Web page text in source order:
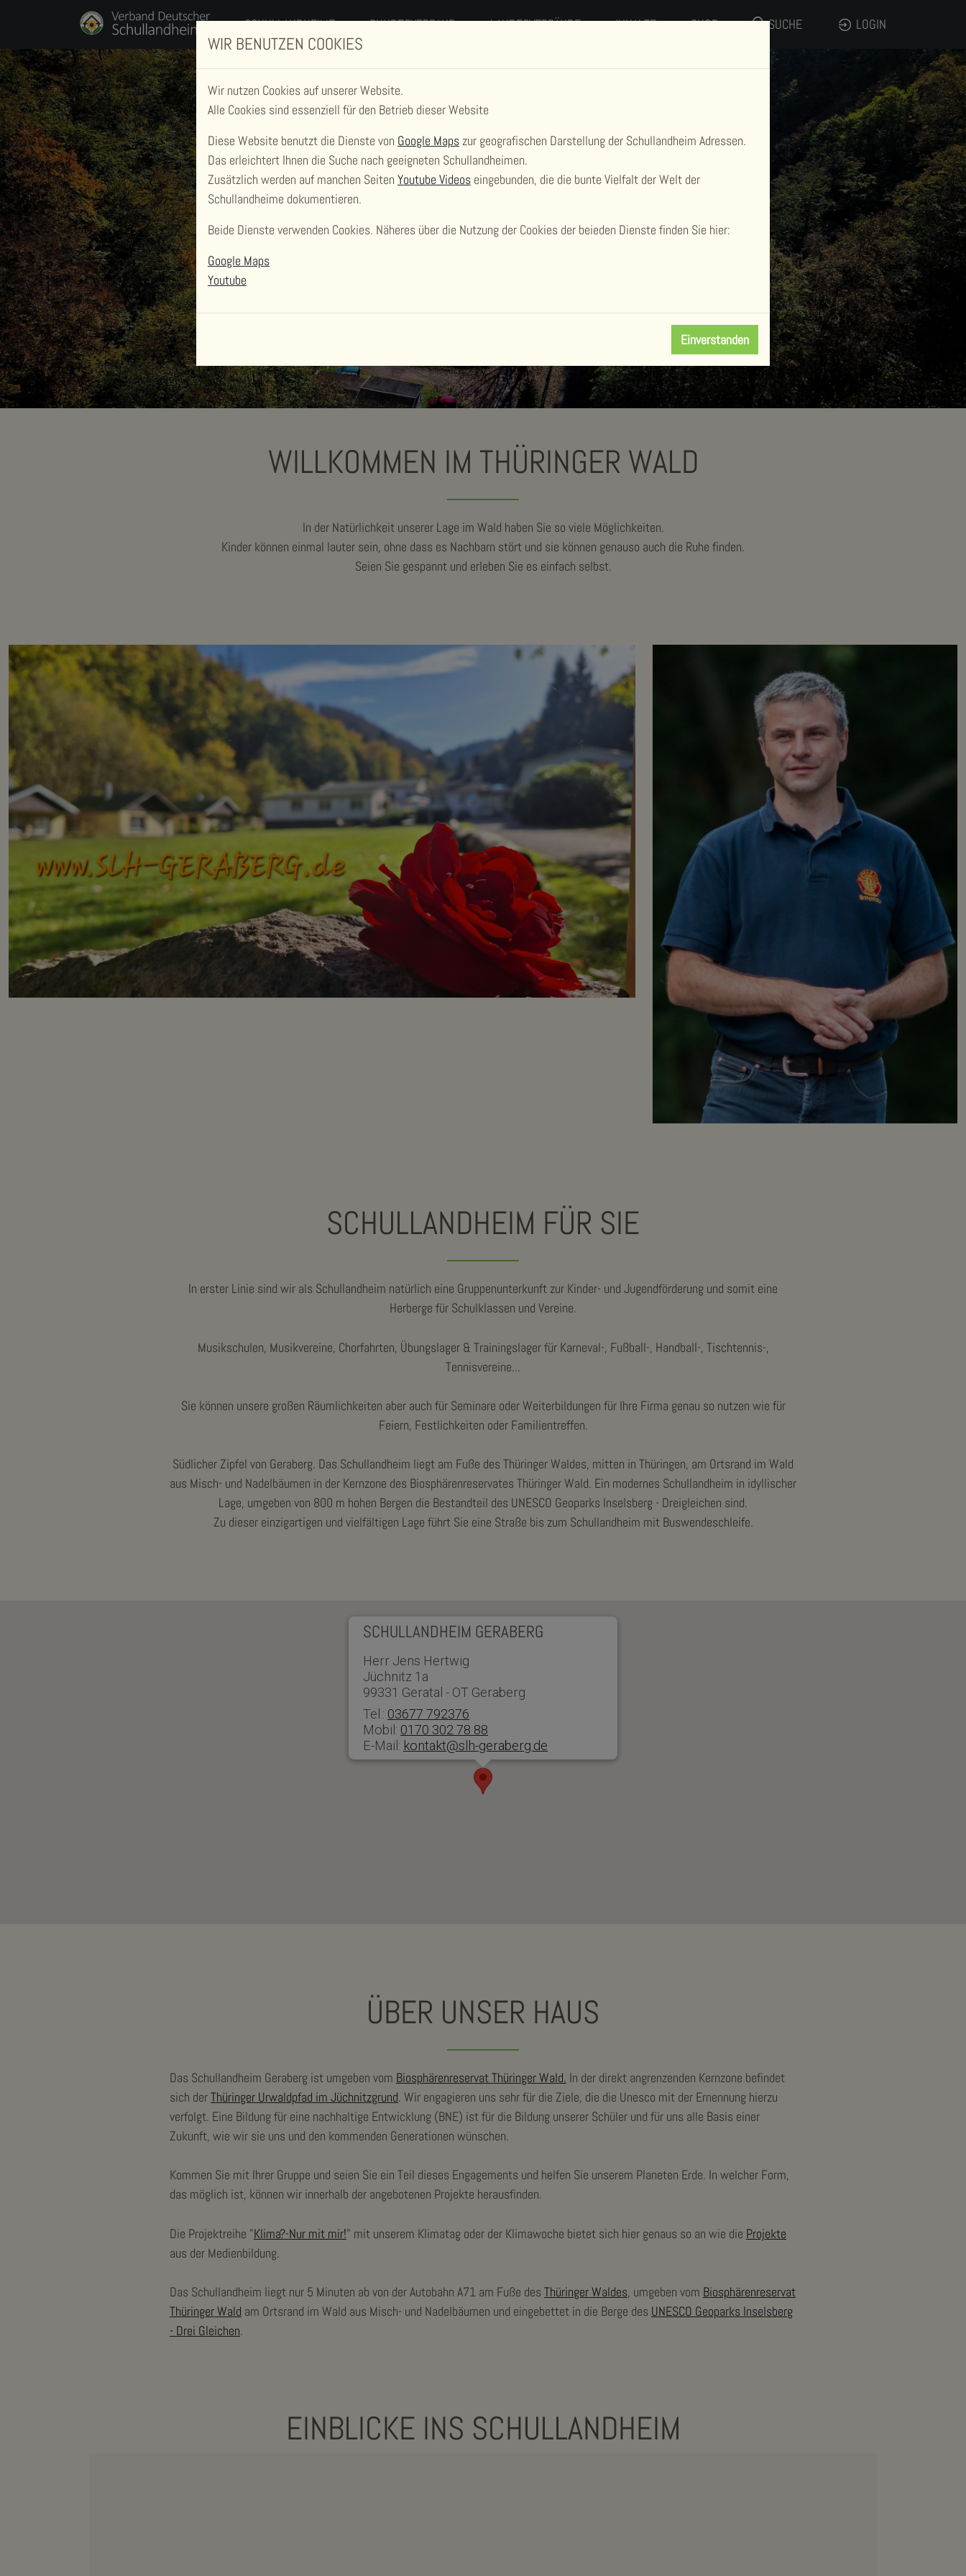
SCHULLANDHEIME BUNDESVERBAND LANDESVERBÄNDE INHALTE SHOP SUCHE LOGIN
GERABERG
WILLKOMMEN IM THÜRINGER WALD
In der Natürlichkeit unserer Lage im Wald haben Sie so viele Möglichkeiten.
Kinder können einmal lauter sein, ohne dass es Nachbarn stört und sie können genauso auch die Ruhe finden.
Seien Sie gespannt und erleben Sie es einfach selbst.
SCHULLANDHEIM FÜR SIE
In erster Linie sind wir als Schullandheim natürlich eine Gruppenunterkunft zur Kinder- und Jugendförderung und somit eine
Herberge für Schulklassen und Vereine.
Musikschulen, Musikvereine, Chorfahrten, Übungslager & Trainingslager für Karneval-, Fußball-, Handball-, Tischtennis-,
Tennisvereine...
Sie können unsere großen Räumlichkeiten aber auch für Seminare oder Weiterbildungen für Ihre Firma genau so nutzen wie für
Feiern, Festlichkeiten oder Familientreffen.
Südlicher Zipfel von Geraberg. Das Schullandheim liegt am Fuße des Thüringer Waldes, mitten in Thüringen, am Ortsrand im Wald
aus Misch- und Nadelbäumen in der Kernzone des Biosphärenreservates Thüringer Wald. Ein modernes Schullandheim in idyllischer
Lage, umgeben von 800 m hohen Bergen die Bestandteil des UNESCO Geoparks Inselsberg - Dreigleichen sind.
Zu dieser einzigartigen und vielfältigen Lage führt Sie eine Straße bis zum Schullandheim mit Buswendeschleife.
SCHULLANDHEIM GERABERG
Herr Jens Hertwig
Jüchnitz 1a
99331 Geratal - OT Geraberg
Tel.: 03677 792376
Mobil: 0170 302 78 88
E-Mail: kontakt@slh-geraberg.de
ÜBER UNSER HAUS
Das Schullandheim Geraberg ist umgeben vom Biosphärenreservat Thüringer Wald. In der direkt angrenzenden Kernzone befindet
sich derThüringer Urwaldpfad im Jüchnitzgrund. Wir engagieren uns sehr für die Ziele, die die Unesco mit der Ernennung hierzu
verfolgt. Eine Bildung für eine nachhaltige Entwicklung (BNE) ist für die Bildung unserer Schüler und für uns alle Basis einer
Zukunft, wie wir sie uns und den kommenden Generationen wünschen.
Kommen Sie mit Ihrer Gruppe und seien Sie ein Teil dieses Engagements und helfen Sie unserem Planeten Erde. In welcher Form,
das möglich ist, können wir innerhalb der angebotenen Projekte herausfinden.
Die Projektreihe "Klima?-Nur mit mir!" mit unserem Klimatag oder der Klimawoche bietet sich hier genaus so an wie die Projekte
aus der Medienbildung.
Das Schullandheim liegt nur 5 Minuten ab von der Autobahn A71 am Fuße des Thüringer Waldes, umgeben vom Biosphärenreservat
Thüringer Wald am Ortsrand im Wald aus Misch- und Nadelbäumen und eingebettet in die Berge des UNESCO Geoparks Inselsberg
- Drei Gleichen.
EINBLICKE INS SCHULLANDHEIM
WIR BENUTZEN COOKIES
Wir nutzen Cookies auf unserer Website.
Alle Cookies sind essenziell für den Betrieb dieser Website
Diese Website benutzt die Dienste von Google Mapszur geografischen Darstellung der Schullandheim Adressen.
Das erleichtert Ihnen die Suche nach geeigneten Schullandheimen.
Zusätzlich werden auf manchen Seiten Youtube Videos eingebunden, die die bunte Vielfalt der Welt der
Schullandheime dokumentieren.
Beide Dienste verwenden Cookies. Näheres über die Nutzung der Cookies der beieden Dienste finden Sie hier:
Google Maps
Youtube
Einverstanden